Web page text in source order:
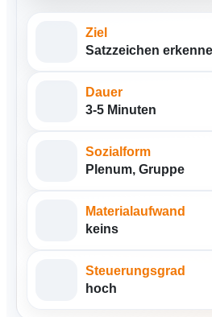
Ziel
Satzzeichen
Dauer
3-5 Minuten
Sozialform
Plenum, Gruppe
Materialaufwand
keins
Steuerungsgrad
hoch